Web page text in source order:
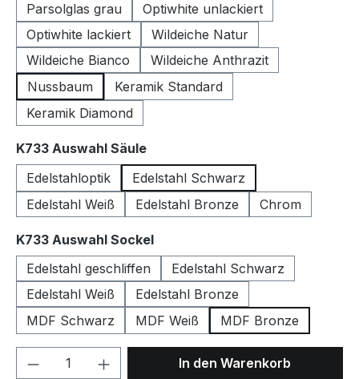
Parsolglas grau
Optiwhite unlackiert
Optiwhite lackiert
Wildeiche Natur
Wildeiche Bianco
Wildeiche Anthrazit
Nussbaum
Keramik Standard
Keramik Diamond
K733 Auswahl Säuleauswählen
Edelstahloptik
Edelstahl Schwarz
Edelstahl Weiß
Edelstahl Bronze Chrom
K733 Auswahl Sockelauswählen
Edelstahl geschliffen
Edelstahl Schwarz
Edelstahl Weiß
Edelstahl Bronze
MDF Schwarz
MDF Weiß MDF Bronze
Produkt Anzahl: Gib denIn den Warenkorb